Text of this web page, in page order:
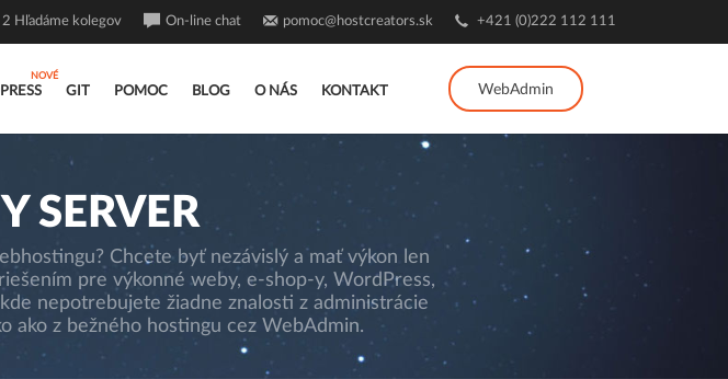
GIT POMOC BLOG O NÁS KONTAKT WebAdmin
2 Hľadáme kolegov On-line chat pomoc@hostcreators.sk +421 (0)222 112 111
SERVER
Chcete byť nezávislý a mať výkon len
pre výkonné weby, e-shop-y, WordPress,
nepotrebujete žiadne znalosti z administrácie
ako z bežného hostingu cez WebAdmin.